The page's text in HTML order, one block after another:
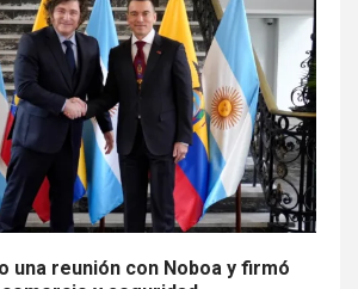
una reunión con Noboa y firmó